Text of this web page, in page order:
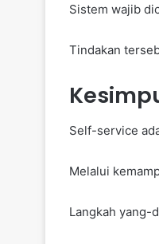
Sistem wajib
Tindakan
Self-service
Melalui
Langkah yang-